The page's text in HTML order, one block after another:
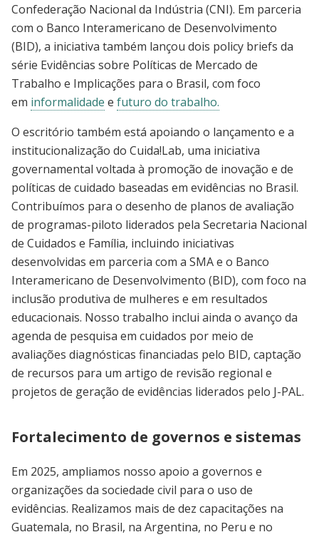
Confederação Nacional da Indústria (CNI). Em parceria
com o Banco Interamericano de Desenvolvimento
(BID), a iniciativa também lançou dois policy briefs da
série Evidências sobre Políticas de Mercado de
Trabalho e Implicações para o Brasil, com foco
em informalidade e futuro do trabalho.
O escritório também está apoiando o lançamento e a
institucionalização do Cuida!Lab, uma iniciativa
governamental voltada à promoção de inovação e de
políticas de cuidado baseadas em evidências no Brasil.
Contribuímos para o desenho de planos de avaliação
de programas-piloto liderados pela Secretaria Nacional
de Cuidados e Família, incluindo iniciativas
desenvolvidas em parceria com a SMA e o Banco
Interamericano de Desenvolvimento (BID), com foco na
inclusão produtiva de mulheres e em resultados
educacionais. Nosso trabalho inclui ainda o avanço da
agenda de pesquisa em cuidados por meio de
avaliações diagnósticas financiadas pelo BID, captação
de recursos para um artigo de revisão regional e
projetos de geração de evidências liderados pelo J-PAL.
Fortalecimento de governos e sistemas
Em 2025, ampliamos nosso apoio a governos e
organizações da sociedade civil para o uso de
evidências. Realizamos mais de dez capacitações na
Guatemala, no Brasil, na Argentina, no Peru e no